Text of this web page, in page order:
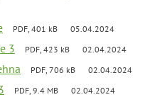
PDF, 401 kB 05.04.2024
3 PDF, 423 kB 02.04.2024
PDF, 706 kB 02.04.2024
PDF, 9.4 MB 02.04.2024